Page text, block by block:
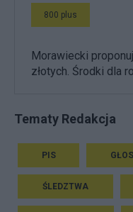
800 plus
Morawiecki
złotych. Środki dla
Tematy Redakcja
PIS
ŚLEDZTWA